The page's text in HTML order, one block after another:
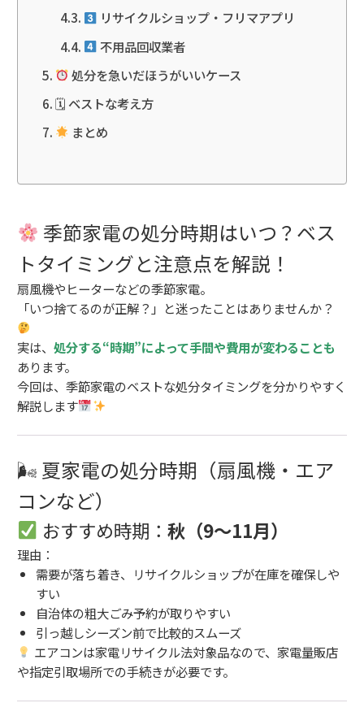
リサイクルショップ・フリマアプリ
不用品回収業者
処分を急いだほうがいいケース
🗓 ベストな考え方
まとめ
季節家電の処分時期はいつ？ベス
トタイミングと注意点を解説！
扇風機やヒーターなどの季節家電。
「いつ捨てるのが正解？」と迷ったことはありませんか？
実は、 処分する“時期”によって手間や費用が変わることも
あります。
今回は、季節家電のベストな処分タイミングを分かりやすく
解説します
🌬 夏家電の処分時期（扇風機・エア
コンなど）
おすすめ時期： 秋（9〜11月）
理由：
需要が落ち着き、リサイクルショップが在庫を確保しや
すい
自治体の粗大ごみ予約が取りやすい
引っ越しシーズン前で比較的スムーズ
エアコンは家電リサイクル法対象品なので、家電量販店
や指定引取場所での手続きが必要です。